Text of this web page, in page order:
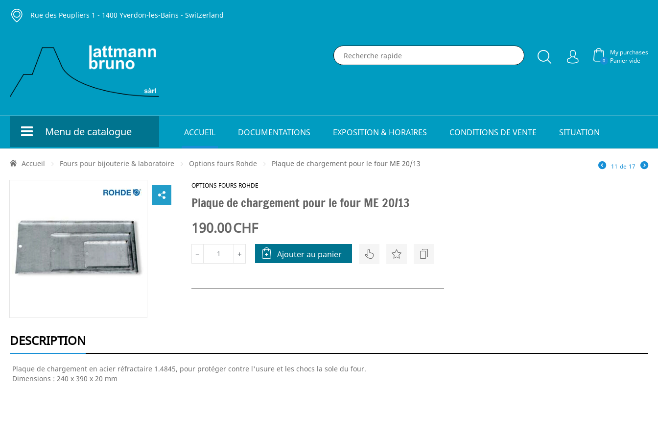
Rue des Peupliers 1 - 1400 Yverdon-les-Bains - Switzerland
My purchases
0 Panier vide
Menu de catalogue ACCUEIL DOCUMENTATIONS EXPOSITION & HORAIRES CONDITIONS DE VENTE SITUATION
Accueil Fours pour bijouterie & laboratoire Options fours Rohde Plaque de chargement pour le four ME 20/13 11 de 17
OPTIONS FOURS ROHDE
Plaque de chargement pour le four ME 20/13
190.00CHF
+
− Ajouter au panier
DESCRIPTION
Plaque de chargement en acier réfractaire 1.4845, pour protéger contre l'usure et les chocs la sole du four.
Dimensions : 240 x 390 x 20 mm